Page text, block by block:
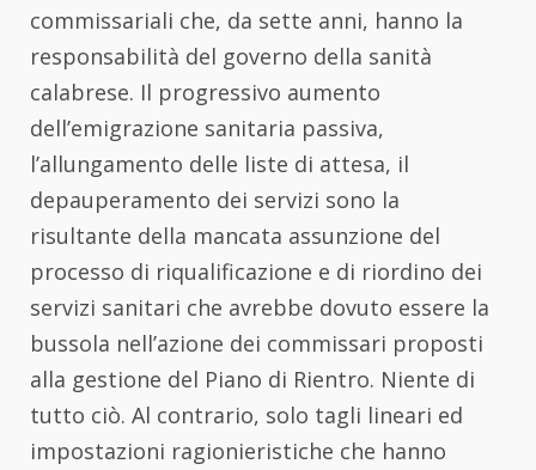
commissariali che, da sette anni, hanno la
responsabilità del governo della sanità
calabrese. Il progressivo aumento
dell’emigrazione sanitaria passiva,
l’allungamento delle liste di attesa, il
depauperamento dei servizi sono la
risultante della mancata assunzione del
processo di riqualificazione e di riordino dei
servizi sanitari che avrebbe dovuto essere la
bussola nell’azione dei commissari proposti
alla gestione del Piano di Rientro. Niente di
tutto ciò. Al contrario, solo tagli lineari ed
impostazioni ragionieristiche che hanno